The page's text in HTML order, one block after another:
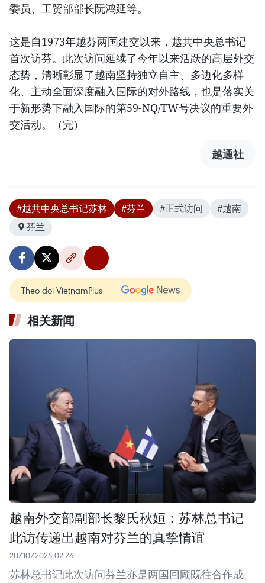
委员、工贸部部长阮鸿延等。
这是自1973年越芬两国建交以来，越共中央总书记
首次访芬。此次访问延续了今年以来活跃的高层外交
态势，清晰彰显了越南坚持独立自主、多边化多样
化、主动全面深度融入国际的对外路线，也是落实关
于新形势下融入国际的第59-NQ/TW号决议的重要外
交活动。（完）
越通社
#越共中央总书记苏林 #芬兰 #正式访问
#越南
芬兰
Theo dõi VietnamPlus
相关新闻
越南外交部副部长黎氏秋姮：苏林总书记
此访传递出越南对芬兰的真挚情谊
20/10/2025 02:26
苏林总书记此次访问芬兰亦是两国回顾既往合作成